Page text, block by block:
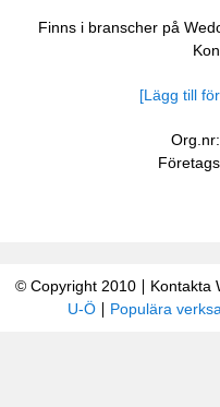
Finns i branscher på
[Lägg till
© Copyright 2010 Kontakta
U-Ö
Populära